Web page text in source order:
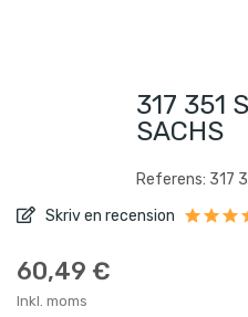
317 351
SACHS
Referens: 317
Skriv en recension
60,49 €
Inkl. moms